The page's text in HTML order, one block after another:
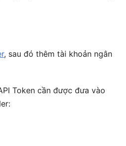
, sau đó thêm tài khoản ngân
Token cần được đưa vào